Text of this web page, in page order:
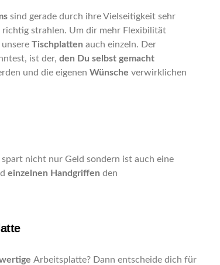
sind gerade durch ihre Vielseitigkeit sehr
richtig strahlen. Um dir mehr Flexibilität
Tischplatten auch einzeln. Der
ist der, den Du selbst gemacht
und die eigenen Wünsche verwirklichen
nicht nur Geld sondern ist auch eine
einzelnen Handgriffen den
Arbeitsplatte? Dann entscheide dich für